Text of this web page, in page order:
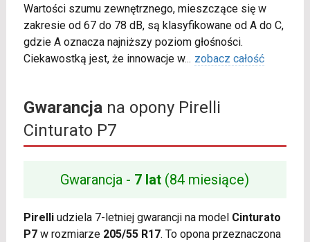
Wartości szumu zewnętrznego, mieszczące się w
zakresie od 67 do 78 dB, są klasyfikowane od A do C,
gdzie A oznacza najniższy poziom głośności.
Ciekawostką jest, że innowacje w... zobacz całość
Gwarancjana opony Pirelli
Cinturato P7
Gwarancja - 7 lat (84 miesiące)
Pirelliudziela 7-letniej gwarancji na model Cinturato
P7w rozmiarze 205/55 R17. To opona przeznaczona